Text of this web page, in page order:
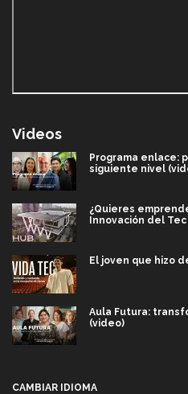
Videos
Programa enlace:
siguiente nivel
¿Quieres
Innovación del
El joven que hizo
Aula Futura:
(video)
CAMBIAR IDIOMA